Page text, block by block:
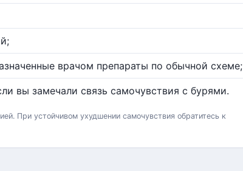
врачом препараты по обычной схеме;
вы замечали связь самочувствия с бурями.
При устойчивом ухудшении самочувствия обратитесь к